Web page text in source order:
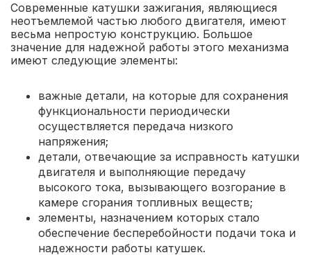
Современные катушки зажигания, являющиеся
неотъемлемой частью любого двигателя, имеют
весьма непростую конструкцию. Большое
значение для надежной работы этого механизма
имеют следующие элементы:
важные детали, на которые для сохранения
функциональности периодически
осуществляется передача низкого
напряжения;
детали, отвечающие за исправность катушки
двигателя и выполняющие передачу
высокого тока, вызывающего возгорание в
камере сгорания топливных веществ;
элементы, назначением которых стало
обеспечение бесперебойности подачи тока и
надежности работы катушек.